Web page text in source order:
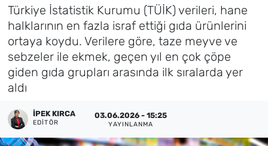
Türkiye İstatistik Kurumu (TÜİK) verileri, hane
halklarının en fazla israf ettiği gıda ürünlerini
ortaya koydu. Verilere göre, taze meyve ve
sebzeler ile ekmek, geçen yıl en çok çöpe
giden gıda grupları arasında ilk sıralarda yer
aldı
İPEK KIRCA
EDITÖR
03.06.2026 - 15:25
YAYINLANMA
Foto Galeri
Künye
İletişim